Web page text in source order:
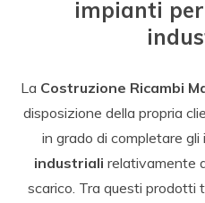
impianti
La Costruzione Ricambi
disposizione della propria
in grado di completare gli
industriali relativamente
scarico. Tra questi prodotti